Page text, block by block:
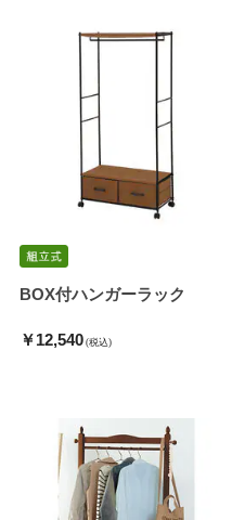
BOX付ハンガーラック
￥12,540 (税込)